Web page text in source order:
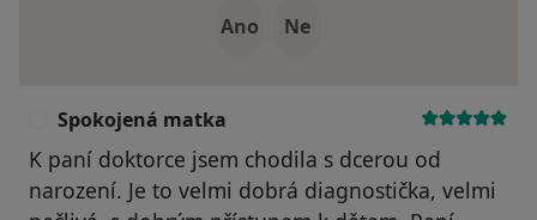
Ano Ne
Spokojená matka
K paní doktorce jsem chodila s dcerou od
narození. Je to velmi dobrá diagnostička, velmi